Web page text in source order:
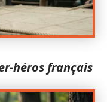
héros français